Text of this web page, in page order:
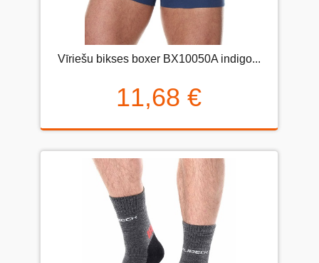
Vīriešu bikses boxer BX10050A indigo...
11,68 €